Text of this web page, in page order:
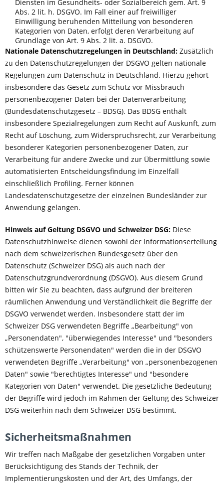
Diensten im Gesundheits- oder Sozialbereich gem. Art. 9
Abs. 2 lit. h. DSGVO. Im Fall einer auf freiwilliger
Einwilligung beruhenden Mitteilung von besonderen
Kategorien von Daten, erfolgt deren Verarbeitung auf
Grundlage von Art. 9 Abs. 2 lit. a. DSGVO.
Nationale Datenschutzregelungen in Deutschland: Zusätzlich
zu den Datenschutzregelungen der DSGVO gelten nationale
Regelungen zum Datenschutz in Deutschland. Hierzu gehört
insbesondere das Gesetz zum Schutz vor Missbrauch
personenbezogener Daten bei der Datenverarbeitung
(Bundesdatenschutzgesetz – BDSG). Das BDSG enthält
insbesondere Spezialregelungen zum Recht auf Auskunft, zum
Recht auf Löschung, zum Widerspruchsrecht, zur Verarbeitung
besonderer Kategorien personenbezogener Daten, zur
Verarbeitung für andere Zwecke und zur Übermittlung sowie
automatisierten Entscheidungsfindung im Einzelfall
einschließlich Profiling. Ferner können
Landesdatenschutzgesetze der einzelnen Bundesländer zur
Anwendung gelangen.
Hinweis auf Geltung DSGVO und Schweizer DSG: Diese
Datenschutzhinweise dienen sowohl der Informationserteilung
nach dem schweizerischen Bundesgesetz über den
Datenschutz (Schweizer DSG) als auch nach der
Datenschutzgrundverordnung (DSGVO). Aus diesem Grund
bitten wir Sie zu beachten, dass aufgrund der breiteren
räumlichen Anwendung und Verständlichkeit die Begriffe der
DSGVO verwendet werden. Insbesondere statt der im
Schweizer DSG verwendeten Begriffe „Bearbeitung" von
„Personendaten", "überwiegendes Interesse" und "besonders
schützenswerte Personendaten" werden die in der DSGVO
verwendeten Begriffe „Verarbeitung" von „personenbezogenen
Daten" sowie "berechtigtes Interesse" und "besondere
Kategorien von Daten" verwendet. Die gesetzliche Bedeutung
der Begriffe wird jedoch im Rahmen der Geltung des Schweizer
DSG weiterhin nach dem Schweizer DSG bestimmt.
Sicherheitsmaßnahmen
Wir treffen nach Maßgabe der gesetzlichen Vorgaben unter
Berücksichtigung des Stands der Technik, der
Implementierungskosten und der Art, des Umfangs, der